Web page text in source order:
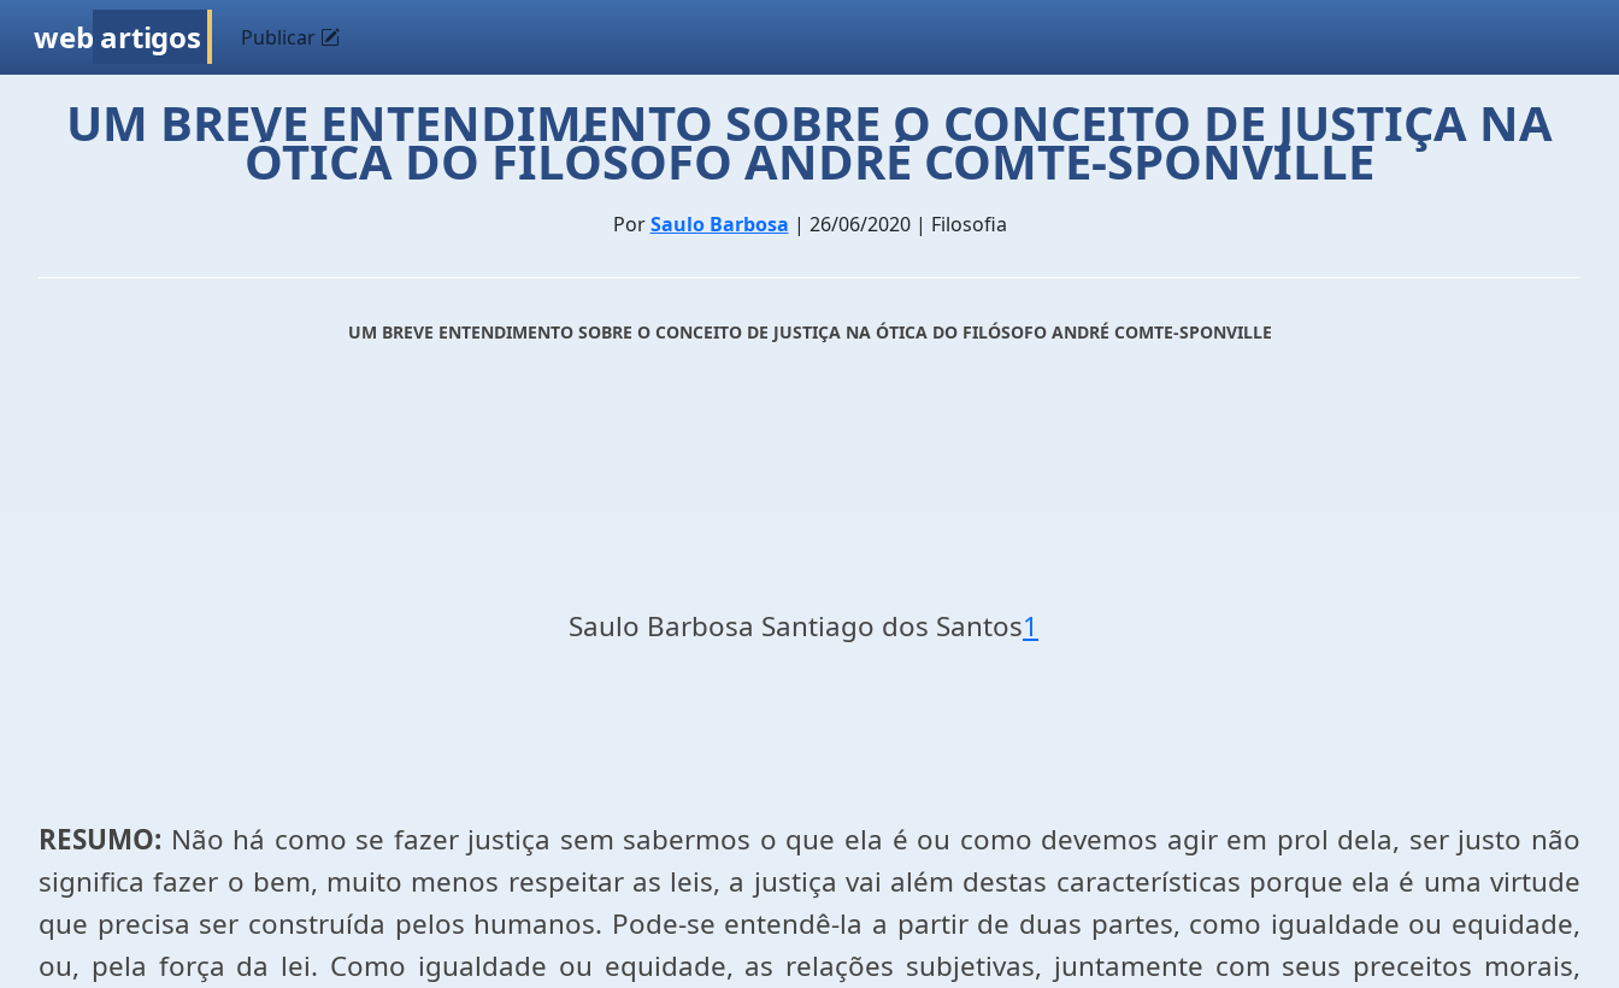
web artigos Publicar
UM BREVE ENTENDIMENTO SOBRE O CONCEITO DE JUSTIÇA NA
ÓTICA DO FILÓSOFO ANDRÉ COMTE-SPONVILLE
PorSaulo Barbosa | 26/06/2020 | Filosofia
UM BREVE ENTENDIMENTO SOBRE O CONCEITO DE JUSTIÇA NA ÓTICA DO FILÓSOFO ANDRÉ COMTE-SPONVILLE
Saulo Barbosa Santiago dos Santos1
RESUMO: Não há como se fazer justiça sem sabermos o que ela é ou como devemos agir em prol dela, ser justo não
significa fazer o bem, muito menos respeitar as leis, a justiça vai além destas características porque ela é uma virtude
que precisa ser construída pelos humanos. Pode-se entendê-la a partir de duas partes, como igualdade ou equidade,
ou, pela força da lei. Como igualdade ou equidade, as relações subjetivas, juntamente com seus preceitos morais,